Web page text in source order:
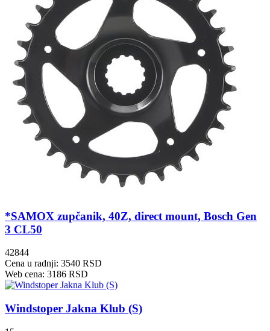
*SAMOX zupčanik, 40Z, direct mount, Bosch Gen
3 CL50
42844
Cena u radnji: 3540 RSD
Web cena: 3186 RSD
Windstoper Jakna Klub (S)